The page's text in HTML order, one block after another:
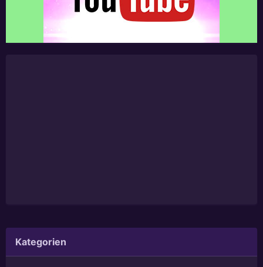
Kategorien